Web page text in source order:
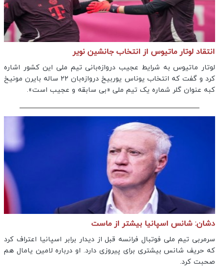
انتقاد لوتار ماتیوس از انتخاب جانشین نویر
لوتار ماتیوس به شرایط عجیب دروازه‌بانی تیم ملی این کشور اشاره
کرد و گفت که انتخاب یوناس یوربیخ دروازه‌بان ۲۲ ساله بایرن مونیخ
کبه عنوان گلر شماره یک تیم ملی «بی سابقه و عجیب است».
دشان: شانس اسپانیا بیشتر از ماست
سرمربی تیم ملی فوتبال فرانسه قبل از دیدار برابر اسپانیا اعتراف کرد
که حریف شانس بیشتری برای پیروزی دارد. او درباره لامین یامال هم
صحبت کرد.